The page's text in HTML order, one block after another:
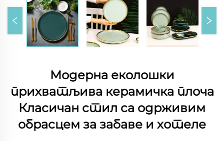
Модерна еколошки
прихватљива керамичка плоча
Класичан стил са одрживим
обрасцем за забаве и хотеле